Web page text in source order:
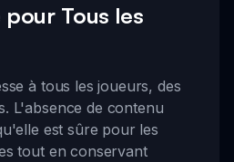
Tous les
à tous les joueurs, des
L'absence de contenu
est sûre pour les
tout en conservant